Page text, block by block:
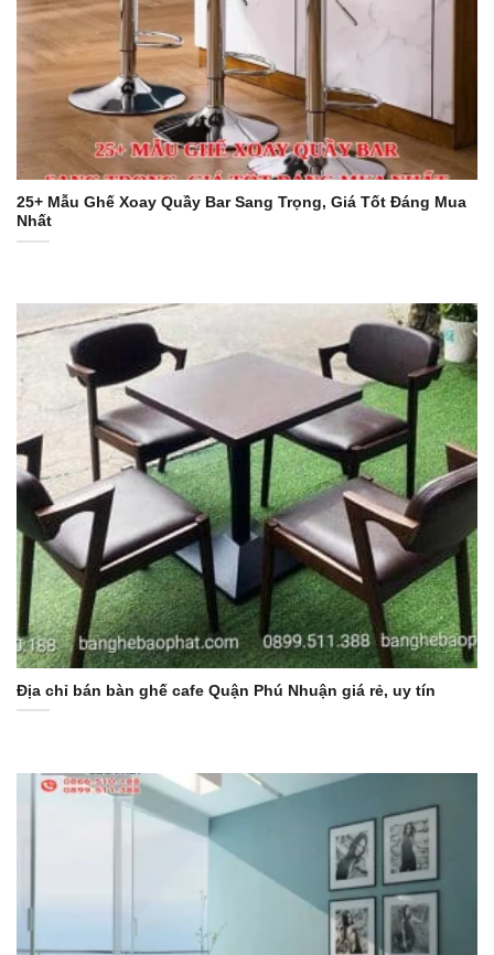
25+ Mẫu Ghế Xoay Quầy Bar Sang Trọng, Giá Tốt Đáng Mua
Nhất
Địa chỉ bán bàn ghế cafe Quận Phú Nhuận giá rẻ, uy tín